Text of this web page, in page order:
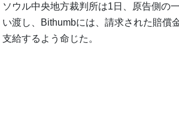
ソウル中央地方裁判所は1日、原告側の
い渡し、Bithumbには、請求された賠償
支給するよう命じた。